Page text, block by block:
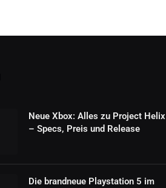
Neue Xbox: Alles zu Project Helix
– Specs, Preis und Release
Die brandneue Playstation 5 im